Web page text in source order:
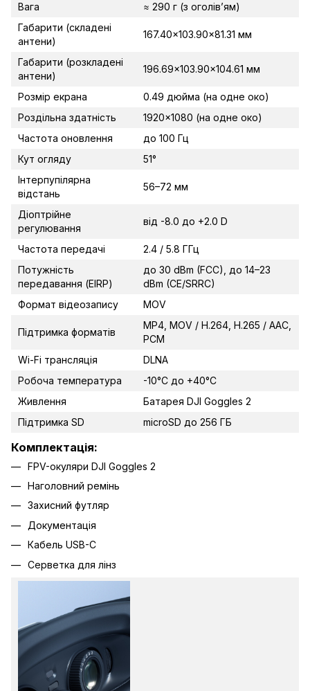
Вага
≈ 290 г (з оголів’ям)
Габарити (складені
антени)
167.40×103.90×81.31 мм
Габарити (розкладені
антени)
196.69×103.90×104.61 мм
Розмір екрана
0.49 дюйма (на одне око)
Роздільна здатність
1920×1080 (на одне око)
Частота оновлення
до 100 Гц
Кут огляду
51°
Інтерпупілярна
відстань
56–72 мм
Діоптрійне
регулювання
від -8.0 до +2.0 D
Частота передачі
2.4 / 5.8 ГГц
Потужність
передавання (EIRP)
до 30 dBm (FCC), до 14–23
dBm (CE/SRRC)
Формат відеозапису
MOV
Підтримка форматів
MP4, MOV / H.264, H.265 / AAC,
PCM
Wi-Fi трансляція
DLNA
Робоча температура
-10°C до +40°C
Живлення
Батарея DJI Goggles 2
Підтримка SD
microSD до 256 ГБ
Комплектація:
FPV-окуляри DJI Goggles 2
Наголовний ремінь
Захисний футляр
Документація
Кабель USB-C
Серветка для лінз